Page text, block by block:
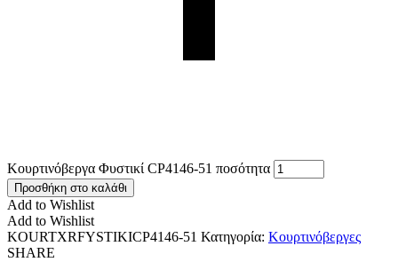
Κουρτινόβεργα Φυστικί CP4146-51 ποσότητα
Προσθήκη στο καλάθι
Add to Wishlist
Add to Wishlist
KOURTXRFYSTIKICP4146-51 Κατηγορία: Κουρτινόβεργες
SHARE